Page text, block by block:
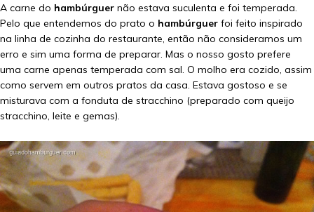
A carne do hambúrguer não estava suculenta e foi temperada.
Pelo que entendemos do prato o hambúrguer foi feito inspirado
na linha de cozinha do restaurante, então não consideramos um
erro e sim uma forma de preparar. Mas o nosso gosto prefere
uma carne apenas temperada com sal. O molho era cozido, assim
como servem em outros pratos da casa. Estava gostoso e se
misturava com a fonduta de stracchino (preparado com queijo
stracchino, leite e gemas).